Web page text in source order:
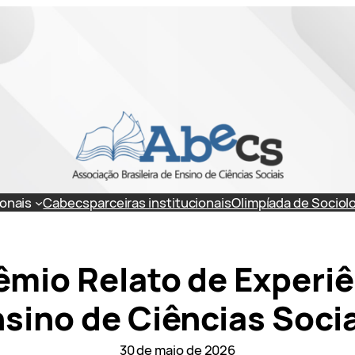
Cabecsparceiras institucionaisOlimpíada de
Relato de
de Ciências
30 de maio de 2026